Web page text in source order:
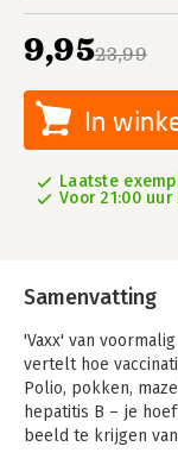
23,99
9,95
In
Laatste
Voor 21:00
Samenvatting
'Vaxx' van
vertelt hoe
Polio, pokken,
hepatitis B – je
beeld te krijgen